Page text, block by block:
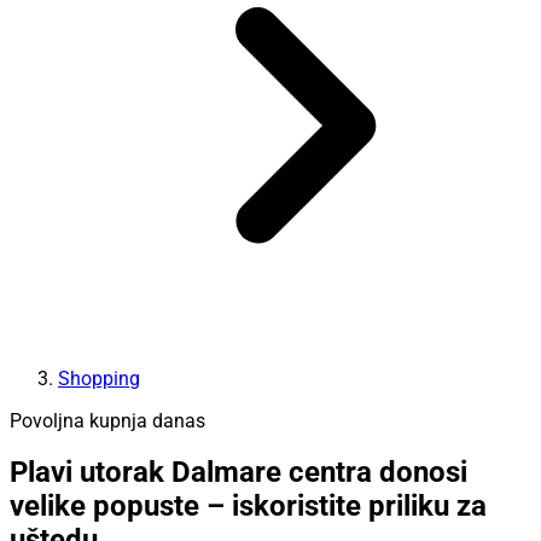
Shopping
Povoljna kupnja danas
Plavi utorak Dalmare centra donosi
velike popuste – iskoristite priliku za